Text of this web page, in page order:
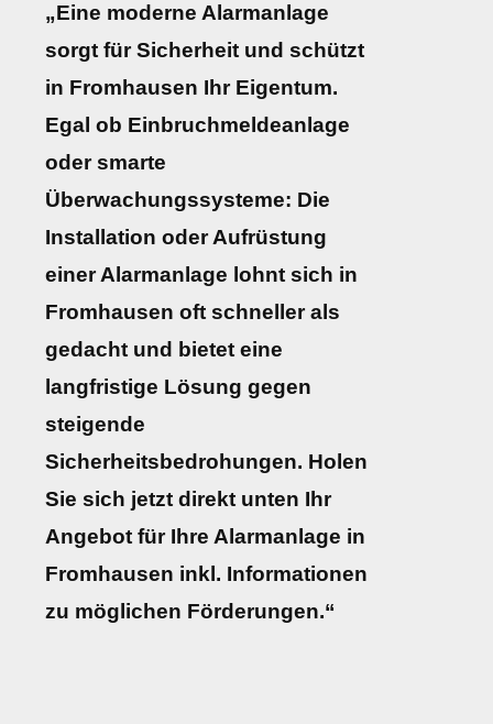
„Eine moderne Alarmanlage
sorgt für Sicherheit und schützt
in Fromhausen Ihr Eigentum.
Egal ob Einbruchmeldeanlage
oder smarte
Überwachungssysteme: Die
Installation oder Aufrüstung
einer Alarmanlage lohnt sich in
Fromhausen oft schneller als
gedacht und bietet eine
langfristige Lösung gegen
steigende
Sicherheitsbedrohungen. Holen
Sie sich jetzt direkt unten Ihr
Angebot für Ihre Alarmanlage in
Fromhausen inkl. Informationen
zu möglichen Förderungen.“